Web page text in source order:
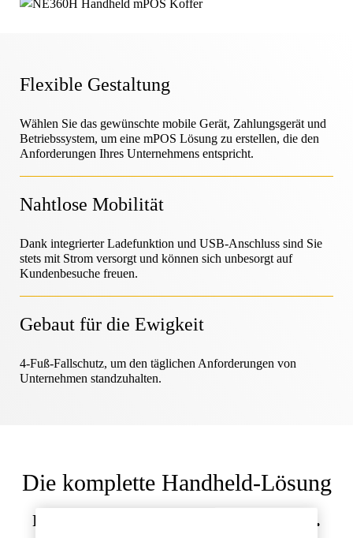
Zugangskontrolle
Verkaufsstelle
Vernetzter Laden
Hypermarkt & Lebensmittelgeschäft
Mobilfunkanbieter
Sportartikel
Sport und Unterhaltung
OneKEY Ökosystem
Sicherheit von Hängewaren
Verkaufsstelle
Karriere bei InVue
Unternehmenspartnerschaften
Kontakt
Technische Daten
Fallstudien
Nachrichten
Flexible Gestaltung
Wählen Sie das gewünschte mobile Gerät, Zahlungsgerät und
Betriebssystem, um eine mPOS Lösung zu erstellen, die den
Anforderungen Ihres Unternehmens entspricht.
Nahtlose Mobilität
Dank integrierter Ladefunktion und USB-Anschluss sind Sie
stets mit Strom versorgt und können sich unbesorgt auf
Kundenbesuche freuen.
Gebaut für die Ewigkeit
4-Fuß-Fallschutz, um den täglichen Anforderungen von
Unternehmen standzuhalten.
Die komplette Handheld-Lösung
mPOS für jeden Servicepunkt.